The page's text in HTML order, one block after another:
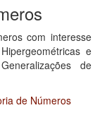
com interesse
e
de
de Números